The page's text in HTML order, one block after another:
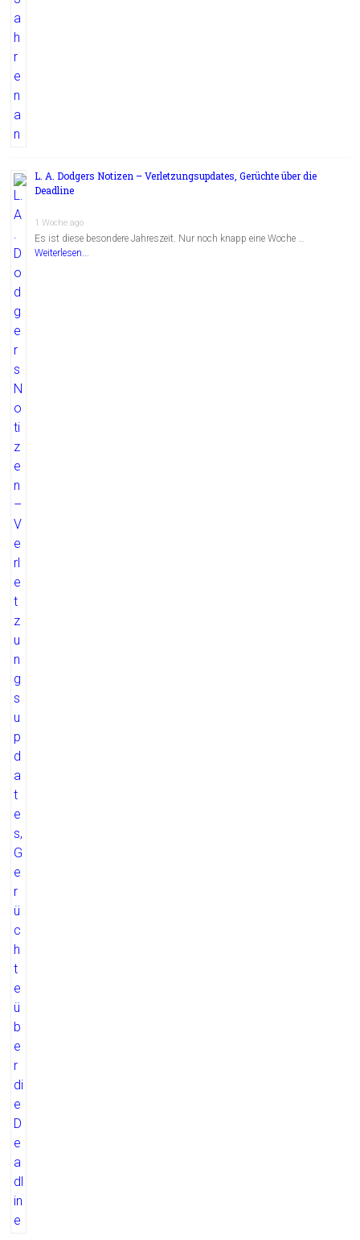
L. A. Dodgers Notizen – Verletzungsupdates, Gerüchte über die
Deadline
1 Woche ago
Es ist diese besondere Jahreszeit. Nur noch knapp eine Woche …
Weiterlesen...